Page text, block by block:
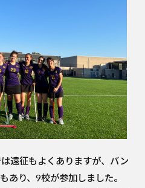
遠征もよくありますが、バン
あり、9校が参加しました。